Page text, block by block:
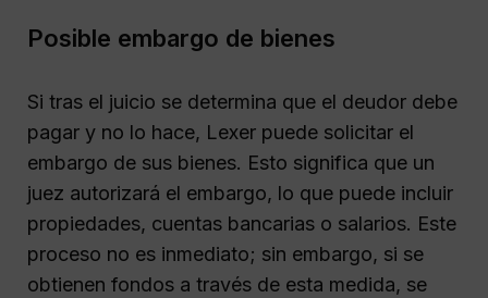
Posible embargo de bienes
Si tras el juicio se determina que el deudor debe
pagar y no lo hace, Lexer puede solicitar el
embargo de sus bienes. Esto significa que un
juez autorizará el embargo, lo que puede incluir
propiedades, cuentas bancarias o salarios. Este
proceso no es inmediato; sin embargo, si se
obtienen fondos a través de esta medida, se